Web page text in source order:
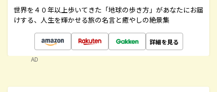
世界を４０年以上歩いてきた「地球の歩き方」があなたにお届
けする、人生を輝かせる旅の名言と癒やしの絶景集
詳細を見る
AD